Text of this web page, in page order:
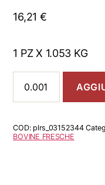
16,21 €
1 PZ X 1.053 KG
Scottona
L.Polo
COD: plrs_03152344
BOVINE FRESCHE